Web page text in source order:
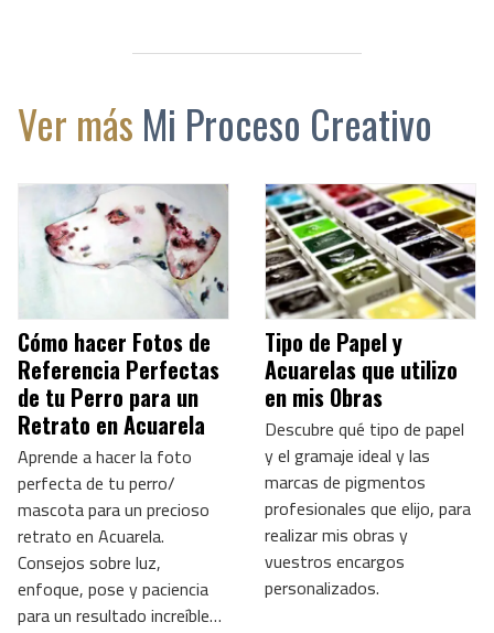
Ver más Mi Proceso Creativo
Cómo hacer Fotos de
Referencia Perfectas
de tu Perro para un
Retrato en Acuarela
Aprende a hacer la foto
perfecta de tu perro/
mascota para un precioso
retrato en Acuarela.
Consejos sobre luz,
enfoque, pose y paciencia
para un resultado increíble…
Tipo de Papel y
Acuarelas que utilizo
en mis Obras
Descubre qué tipo de papel
y el gramaje ideal y las
marcas de pigmentos
profesionales que elijo, para
realizar mis obras y
vuestros encargos
personalizados.